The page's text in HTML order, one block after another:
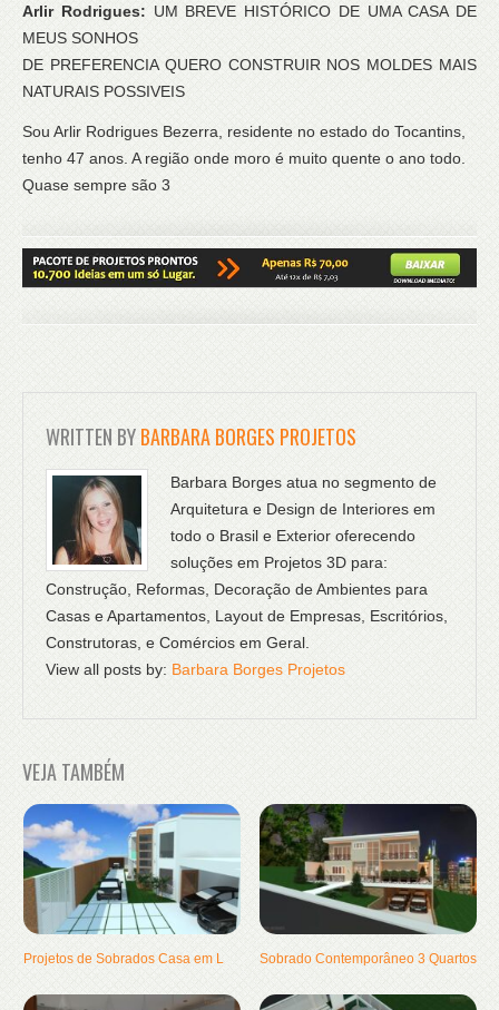
Arlir Rodrigues: UM BREVE HISTÓRICO DE UMA CASA DE
MEUS SONHOS
DE PREFERENCIA QUERO CONSTRUIR NOS MOLDES MAIS
NATURAIS POSSIVEIS
Sou Arlir Rodrigues Bezerra, residente no estado do Tocantins,
tenho 47 anos. A região onde moro é muito quente o ano todo.
Quase sempre são 3
WRITTEN BYBARBARA BORGES PROJETOS
Barbara Borges atua no segmento de
Arquitetura e Design de Interiores em
todo o Brasil e Exterior oferecendo
soluções em Projetos 3D para:
Construção, Reformas, Decoração de Ambientes para
Casas e Apartamentos, Layout de Empresas, Escritórios,
Construtoras, e Comércios em Geral.
View all posts by: Barbara Borges Projetos
VEJA TAMBÉM
Projetos de Sobrados Casa em L Sobrado Contemporâneo 3 Quartos